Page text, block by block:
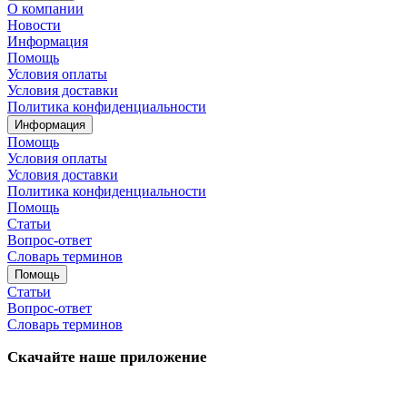
О компании
Новости
Информация
Помощь
Условия оплаты
Условия доставки
Политика конфиденциальности
Информация
Помощь
Условия оплаты
Условия доставки
Политика конфиденциальности
Помощь
Статьи
Вопрос-ответ
Словарь терминов
Помощь
Статьи
Вопрос-ответ
Словарь терминов
Скачайте наше приложение